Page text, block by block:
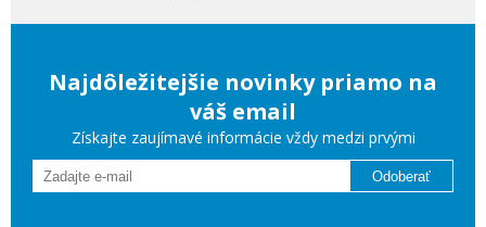
Najdôležitejšie novinky priamo na
váš email
Získajte zaujímavé informácie vždy medzi prvými
Odoberať